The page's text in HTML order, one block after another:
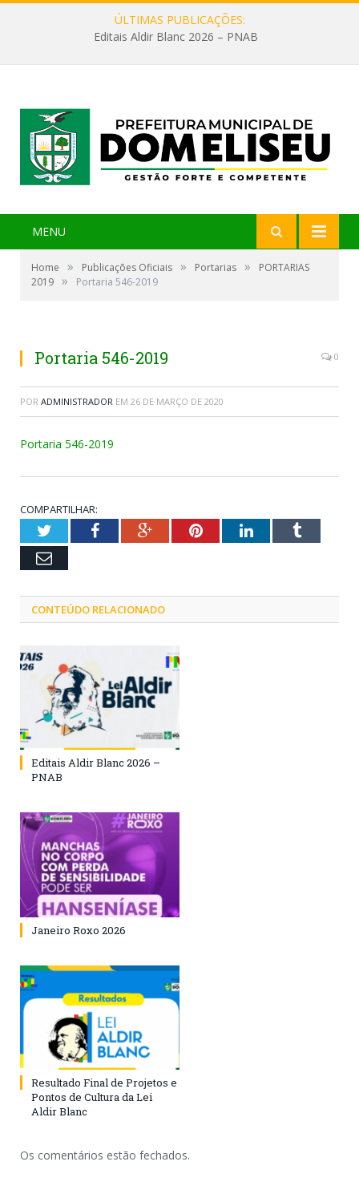
ÚLTIMAS PUBLICAÇÕES:
Editais Aldir Blanc 2026 – PNAB
MENU
Home » Publicações Oficiais » Portarias »
PORTARIAS
2019 » Portaria 546-2019
Portaria 546-2019 0
POR ADMINISTRADOR EM 26 DE MARÇO DE 2020
Portaria 546-2019
COMPARTILHAR:
TwitterFacebookGoogle+PinterestLinkedInTumblr
Email
CONTEÚDO RELACIONADO
Editais Aldir Blanc 2026 –
PNAB
Janeiro Roxo 2026
Resultado Final de Projetos e
Pontos de Cultura da Lei
Aldir Blanc
Os comentários estão fechados.